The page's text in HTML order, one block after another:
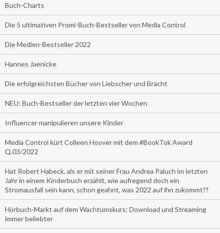
Buch-Charts
Die 5 ultimativen Promi-Buch-Bestseller von Media Control
Die Medien-Bestseller 2022
Hannes Jaenicke
Die erfolgreichsten Bücher von Liebscher und Bracht
NEU: Buch-Bestseller der letzten vier Wochen
Influencer manipulieren unsere Kinder
Media Control kürt Colleen Hoover mit dem #BookTok Award
Q.03/2022
Hat Robert Habeck, als er mit seiner Frau Andrea Paluch im letzten
Jahr in einem Kinderbuch erzählt, wie aufregend doch ein
Stromausfall sein kann, schon geahnt, was 2022 auf ihn zukommt??
Hörbuch-Markt auf dem Wachtumskurs: Download und Streaming
immer beliebter